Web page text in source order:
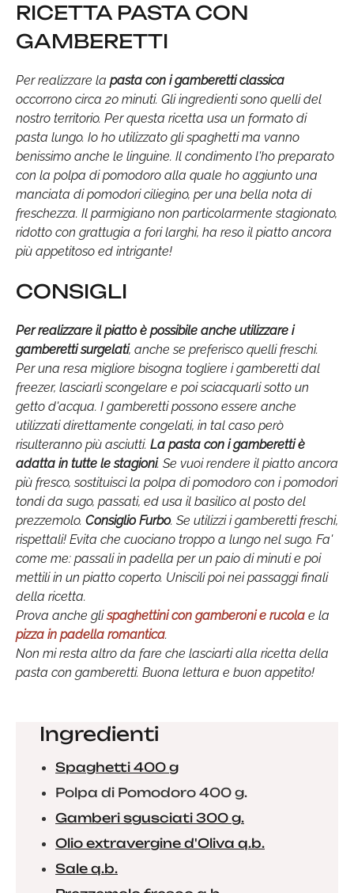
RICETTA PASTA CON
GAMBERETTI
Per realizzare la pasta con i gamberetti classica
occorrono circa 20 minuti. Gli ingredienti sono quelli del
nostro territorio. Per questa ricetta usa un formato di
pasta lungo. Io ho utilizzato gli spaghetti ma vanno
benissimo anche le linguine. Il condimento l'ho preparato
con la polpa di pomodoro alla quale ho aggiunto una
manciata di pomodori ciliegino, per una bella nota di
freschezza. Il parmigiano non particolarmente stagionato,
ridotto con grattugia a fori larghi, ha reso il piatto ancora
più appetitoso ed intrigante!
CONSIGLI
Per realizzare il piatto è possibile anche utilizzare i
gamberetti surgelati, anche se preferisco quelli freschi.
Per una resa migliore bisogna togliere i gamberetti dal
freezer, lasciarli scongelare e poi sciacquarli sotto un
getto d'acqua. I gamberetti possono essere anche
utilizzati direttamente congelati, in tal caso però
risulteranno più asciutti. La pasta con i gamberetti è
adatta in tutte le stagioni. Se vuoi rendere il piatto ancora
più fresco, sostituisci la polpa di pomodoro con i pomodori
tondi da sugo, passati, ed usa il basilico al posto del
prezzemolo. Consiglio Furbo. Se utilizzi i gamberetti freschi,
rispettali! Evita che cuociano troppo a lungo nel sugo. Fa'
come me: passali in padella per un paio di minuti e poi
mettili in un piatto coperto. Uniscili poi nei passaggi finali
della ricetta.
Prova anche glispaghettini con gamberoni e rucola e la
pizza in padella romantica.
Non mi resta altro da fare che lasciarti alla ricetta della
pasta con gamberetti. Buona lettura e buon appetito!
Ingredienti
Spaghetti 400 g
Polpa di Pomodoro 400 g.
Gamberi sgusciati 300 g.
Olio extravergine d'Oliva q.b.
Sale q.b.